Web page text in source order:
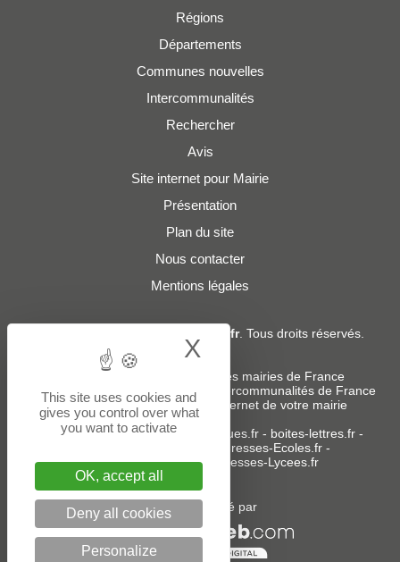
Régions
Départements
Communes nouvelles
Intercommunalités
Rechercher
Avis
Site internet pour Mairie
Présentation
Plan du site
Nous contacter
Mentions légales
Adresses-Mairies.fr. Tous droits réservés.
Services :
Liste des adresses e-mails des mairies de France
Liste des adresses e-mails des intercommunalités de France
-Création ou refonte du site internet de votre mairie
Sites partenaires:donneespubliques.fr- boites-lettres.fr-
Adresses-Ecoles.fr -
Adresses-Colleges.fr- Adresses-Lycees.fr
Un service édité par
This site uses cookies and
gives you control over what
you want to activate
OK, accept all
Deny all cookies
Personalize
X